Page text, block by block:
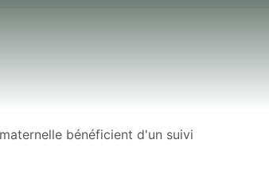
bénéficient d'un suivi